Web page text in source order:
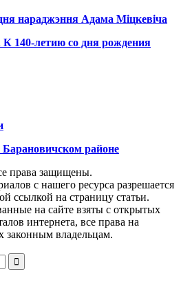
нараджэння Адама Міцкевіча
К 140-летию со дня рождения
районе
права защищены.
с нашего ресурса разрешается
ссылкой на страницу статьи.
на сайте взяты с открытых
интернета, все права на
законным владельцам.